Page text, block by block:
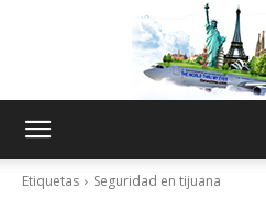
Etiquetas Seguridad en tijuana